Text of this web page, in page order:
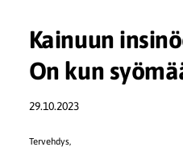
Kainuun
On kun
29.10.2023
Tervehdys,